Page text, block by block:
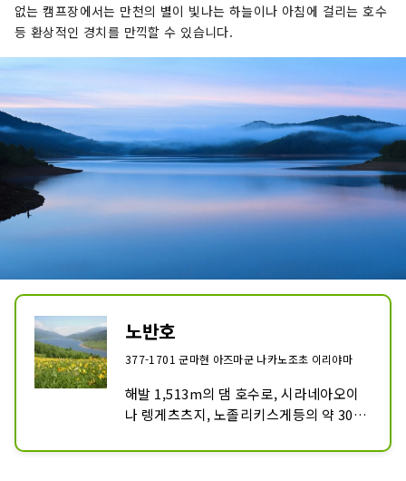
없는 캠프장에서는 만천의 별이 빛나는 하늘이나 아침에 걸리는 호수
등 환상적인 경치를 만끽할 수 있습니다.
노반호
377-1701 군마현 아즈마군 나카노조초 이리야마
해발 1,513m의 댐 호수로, 시라네아오이
나 렝게츠츠지, 노졸리키스게등의 약 300
피싱과 하이킹을 즐길 수도 있습니다.